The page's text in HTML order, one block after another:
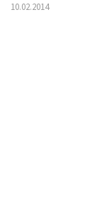
10.02.2014